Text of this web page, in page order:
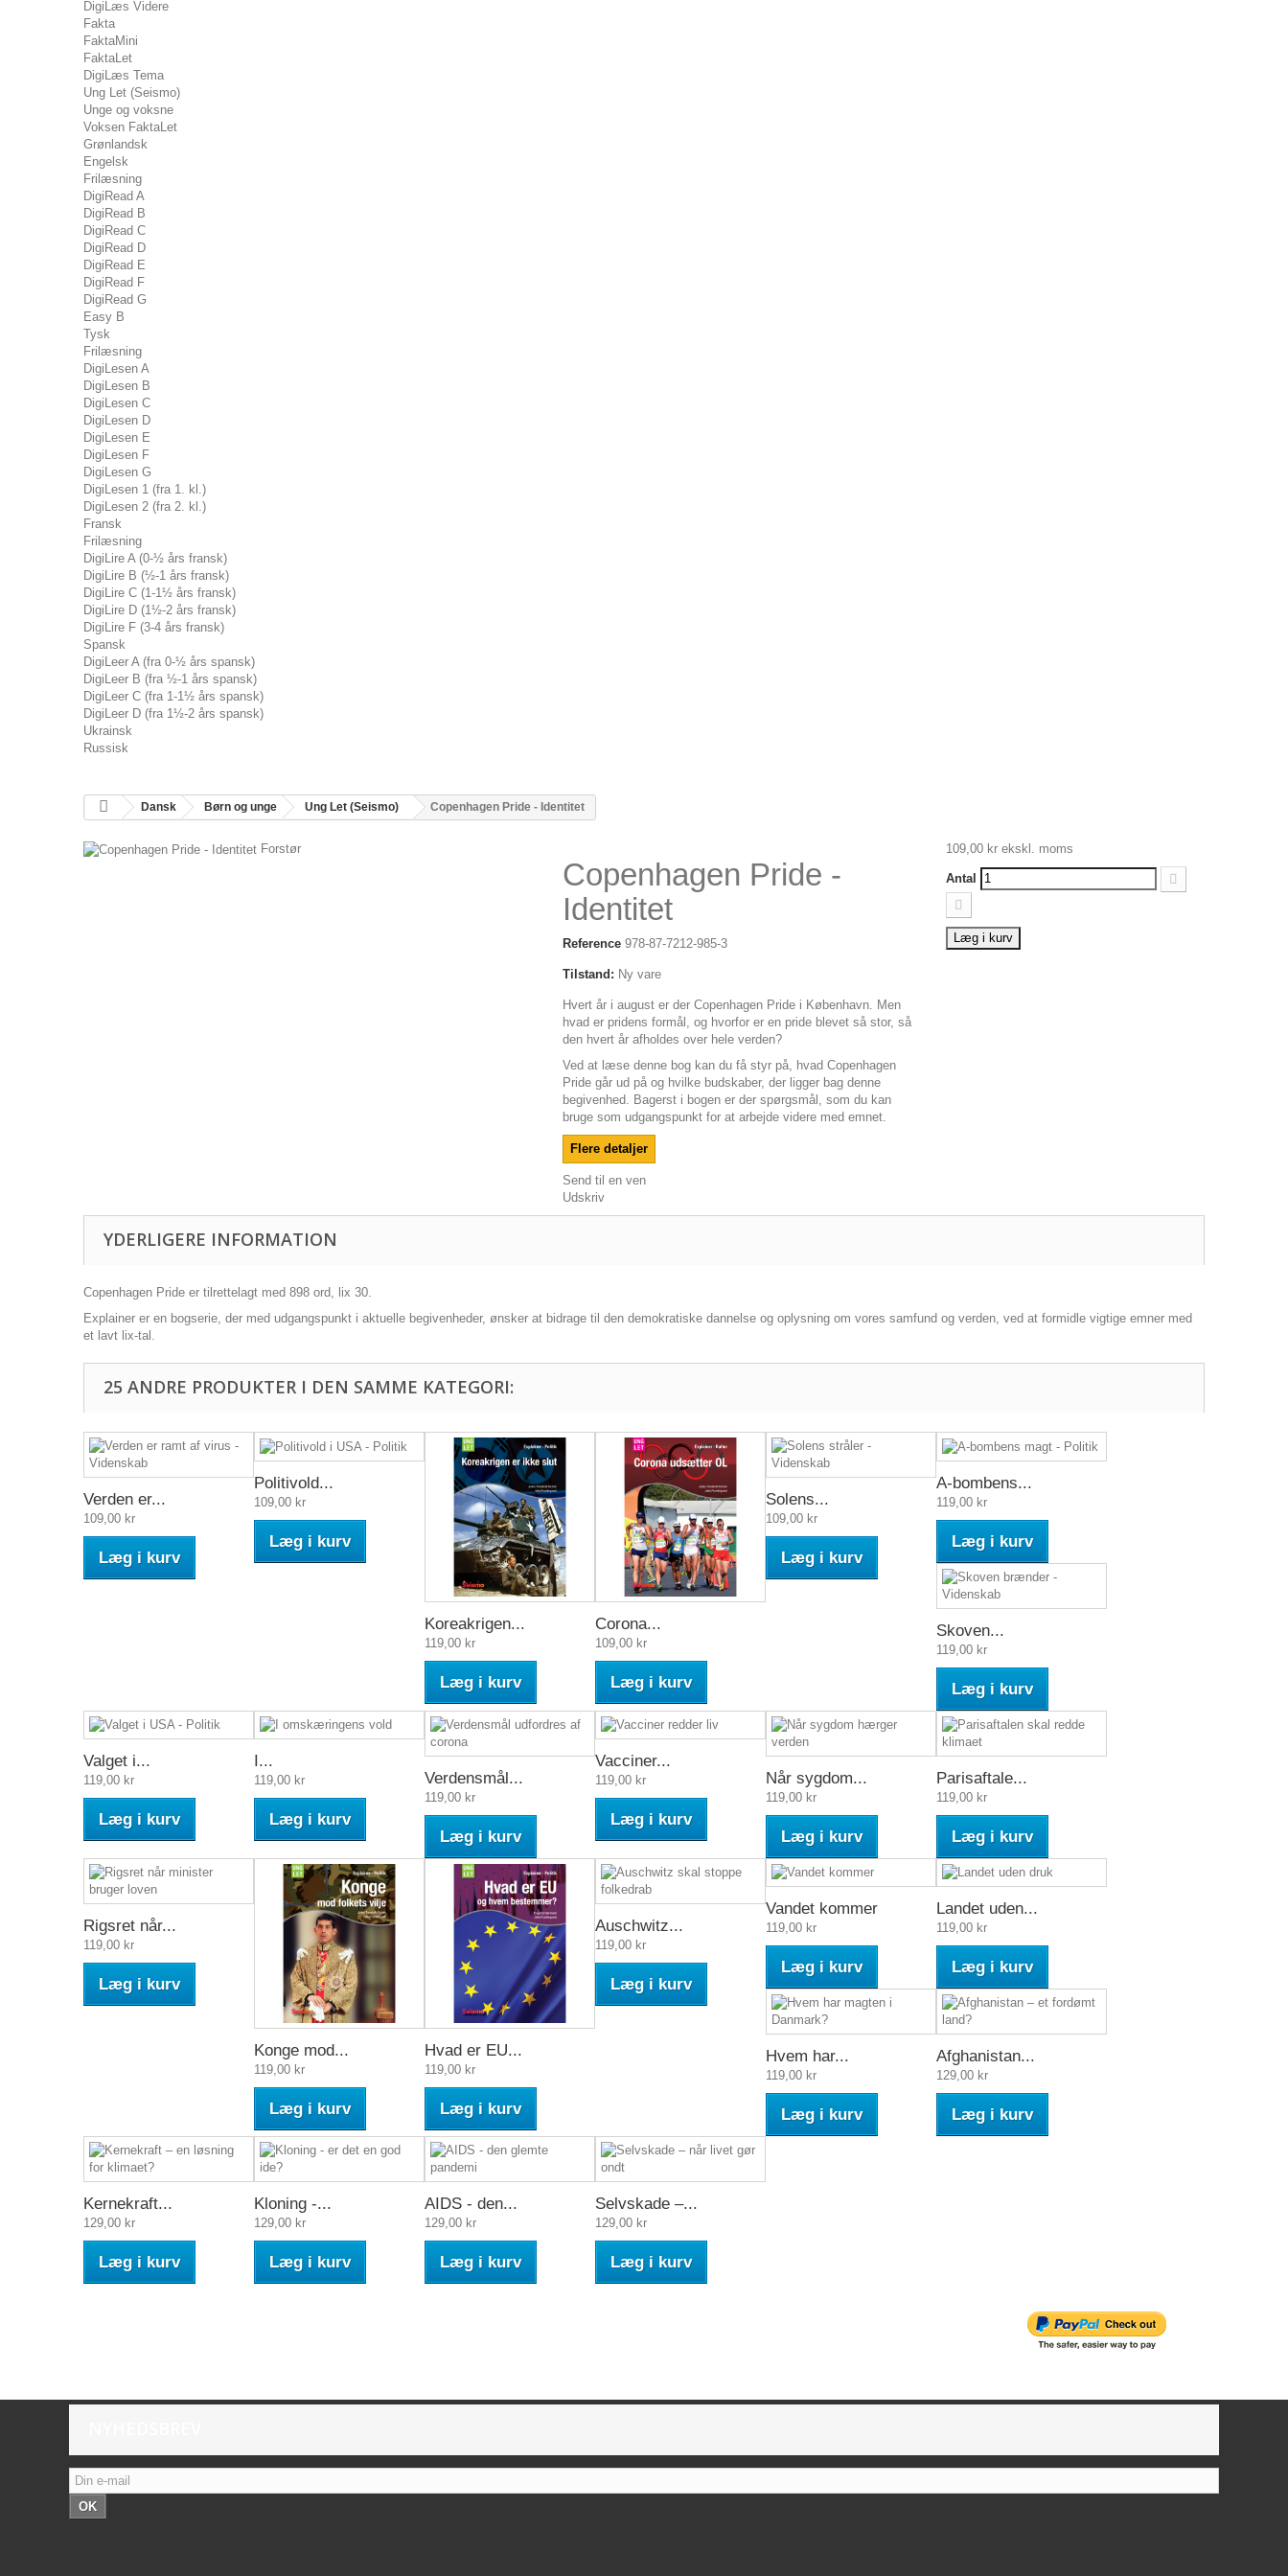
DigiLæs Videre
Fakta
FaktaMini
FaktaLet
DigiLæs Tema
Ung Let (Seismo)
Unge og voksne
Voksen FaktaLet
Grønlandsk
Engelsk
Frilæsning
DigiRead A
DigiRead B
DigiRead C
DigiRead D
DigiRead E
DigiRead F
DigiRead G
Easy B
Tysk
Frilæsning
DigiLesen A
DigiLesen B
DigiLesen C
DigiLesen D
DigiLesen E
DigiLesen F
DigiLesen G
DigiLesen 1 (fra 1. kl.)
DigiLesen 2 (fra 2. kl.)
Fransk
Frilæsning
DigiLire A (0-½ års fransk)
DigiLire B (½-1 års fransk)
DigiLire C (1-1½ års fransk)
DigiLire D (1½-2 års fransk)
DigiLire F (3-4 års fransk)
Spansk
DigiLeer A (fra 0-½ års spansk)
DigiLeer B (fra ½-1 års spansk)
DigiLeer C (fra 1-1½ års spansk)
DigiLeer D (fra 1½-2 års spansk)
Ukrainsk
Russisk
Dansk Børn og unge Ung Let (Seismo) Copenhagen Pride - Identitet
Forstør
Copenhagen Pride -
Identitet
Reference 978-87-7212-985-3
Tilstand: Ny vare
Hvert år i august er der Copenhagen Pride i København. Men
hvad er pridens formål, og hvorfor er en pride blevet så stor, så
den hvert år afholdes over hele verden?
Ved at læse denne bog kan du få styr på, hvad Copenhagen
Pride går ud på og hvilke budskaber, der ligger bag denne
begivenhed. Bagerst i bogen er der spørgsmål, som du kan
bruge som udgangspunkt for at arbejde videre med emnet.
Flere detaljer
Send til en ven
Udskriv
109,00 krekskl. moms
Antal
Læg i kurv
YDERLIGERE INFORMATION
Copenhagen Pride er tilrettelagt med 898 ord, lix 30.
Explainer er en bogserie, der med udgangspunkt i aktuelle begivenheder, ønsker at bidrage til den demokratiske dannelse og oplysning om vores samfund og verden, ved at formidle vigtige emner med
et lavt lix-tal.
25 ANDRE PRODUKTER I DEN SAMME KATEGORI:
Verden er...
109,00 kr
Læg i kurv
Politivold...
109,00 kr
Læg i kurv
Koreakrigen...
119,00 kr
Læg i kurv
Corona...
109,00 kr
Læg i kurv
Solens...
109,00 kr
Læg i kurv
A-bombens...
119,00 kr
Læg i kurv
Skoven...
119,00 kr
Læg i kurv
Valget i...
119,00 kr
Læg i kurv
I...
119,00 kr
Læg i kurv
Verdensmål...
119,00 kr
Læg i kurv
Vacciner...
119,00 kr
Læg i kurv
Når sygdom...
119,00 kr
Læg i kurv
Parisaftale...
119,00 kr
Læg i kurv
Rigsret når...
119,00 kr
Læg i kurv
Konge mod...
119,00 kr
Læg i kurv
Hvad er EU...
119,00 kr
Læg i kurv
Auschwitz...
119,00 kr
Læg i kurv
Vandet kommer
119,00 kr
Læg i kurv
Landet uden...
119,00 kr
Læg i kurv
Hvem har...
119,00 kr
Læg i kurv
Afghanistan...
129,00 kr
Læg i kurv
Kernekraft...
129,00 kr
Læg i kurv
Kloning -...
129,00 kr
Læg i kurv
AIDS - den...
129,00 kr
Læg i kurv
Selvskade –...
129,00 kr
Læg i kurv
OK